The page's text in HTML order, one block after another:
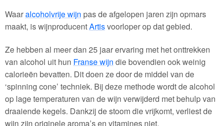
Waaralcoholvrije wijn pas de afgelopen jaren zijn opmars
maakt, is wijnproducentArtisvoorloper op dat gebied.
Ze hebben al meer dan 25 jaar ervaring met het onttrekken
van alcohol uit hun Franse wijn die bovendien ook weinig
calorieën bevatten. Dit doen ze door de middel van de
‘spinning cone’ techniek. Bij deze methode wordt de alcohol
op lage temperaturen van de wijn verwijderd met behulp van
draaiende kegels. Dankzij de stoom die vrijkomt, verliest de
wijn zijn originele aroma’s en vitamines niet.